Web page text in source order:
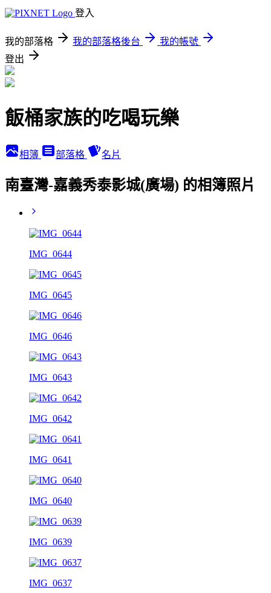
登入
我的部落格 我的部落格後台
我的帳號
登出
飯桶家族的吃喝玩樂
相簿 部落格 名片
南臺灣-嘉義秀泰影城(廣場) 的相簿照片
IMG_0644
IMG_0645
IMG_0646
IMG_0643
IMG_0642
IMG_0641
IMG_0640
IMG_0639
IMG_0637